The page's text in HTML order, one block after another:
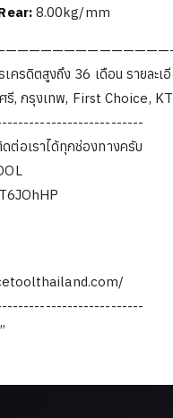
8.00kg/mm
ครดิตสูงถึง 36 เดือน รายละเ
รี, กรุงเทพ, First Choice,
ต่อเราได้ทุกช่องทางครับ